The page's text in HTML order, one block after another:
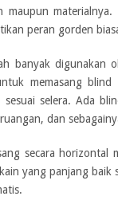
maupun
peran gorden
banyak digunakan
memasang blind
selera. Ada
dan
secara horizontal
yang panjang baik